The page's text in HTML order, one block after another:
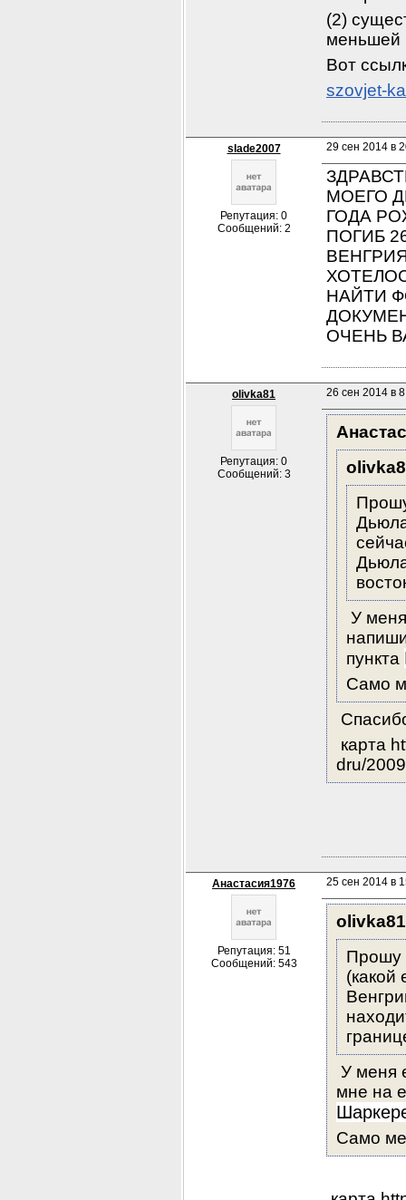
(2)
меньшей
Вот
szovjet-
slade2007
Репутация: 0
Сообщений: 2
29 сен 2014 в
МОЕГО
ГОДА
ПОГИБ
НАЙТИ
ОЧЕНЬ
olivka81
Репутация: 0
Сообщений: 3
26 сен 2014 в
У
пункта
Само
карта
dru/
Анастасия1976
Репутация: 51
Сообщений: 543
25 сен 2014 в
olivka81
Прошу
(какой
У меня
Само